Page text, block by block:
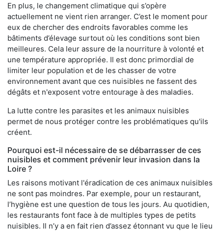
En plus, le changement climatique qui s’opère
actuellement ne vient rien arranger. C’est le moment pour
eux de chercher des endroits favorables comme les
bâtiments d’élevage surtout où les conditions sont bien
meilleures. Cela leur assure de la nourriture à volonté et
une température appropriée. Il est donc primordial de
limiter leur population et de les chasser de votre
environnement avant que ces nuisibles ne fassent des
dégâts et n'exposent votre entourage à des maladies.
La lutte contre les parasites et les animaux nuisibles
permet de nous protéger contre les problématiques qu'ils
créent.
Pourquoi est-il nécessaire de se débarrasser de ces
nuisibles et comment prévenir leur invasion dans la
Loire ?
Les raisons motivant l'éradication de ces animaux nuisibles
ne sont pas moindres. Par exemple, pour un restaurant,
l’hygiène est une question de tous les jours. Au quotidien,
les restaurants font face à de multiples types de petits
nuisibles. Il n’y a en fait rien d’assez étonnant vu que le lieu